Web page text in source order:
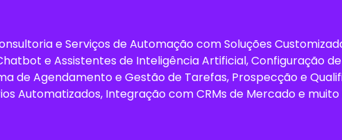
e Serviços de Automação com Soluções
e Assistentes de Inteligência Artificial, Configuração
de Agendamento e Gestão de Tarefas, Prospecção e
Automatizados, Integração com CRMs de Mercado e